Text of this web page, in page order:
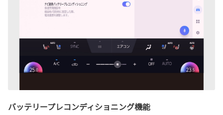
バッテリープレコンディショニング機能